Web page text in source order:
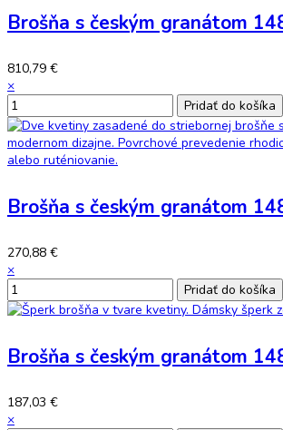
Brošňa s českým granátom
810,79 €
×
Brošňa s českým granátom
270,88 €
×
Brošňa s českým granátom
187,03 €
×